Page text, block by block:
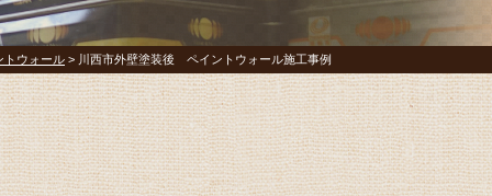
トウォール > 川西市外壁塗装後 ペイントウォール施工事例